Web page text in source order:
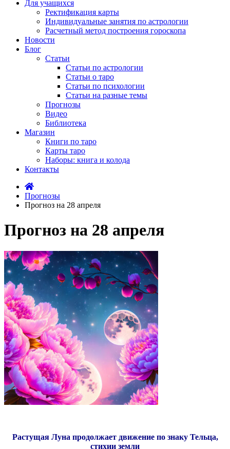
Для учащихся
Ректификация карты
Индивидуальные занятия по астрологии
Расчетный метод построения гороскопа
Новости
Блог
Статьи
Статьи по астрологии
Статьи о таро
Статьи по психологии
Статьи на разные темы
Прогнозы
Видео
Библиотека
Магазин
Книги по таро
Карты таро
Наборы: книга и колода
Контакты
Прогнозы
Прогноз на 28 апреля
Прогноз на 28 апреля
Растущая Луна продолжает движение по знаку Тельца,
стихии земли